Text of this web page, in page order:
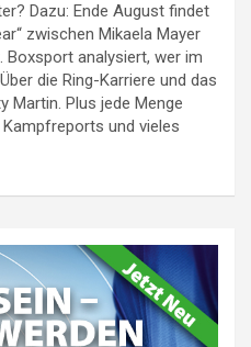
Dazu: Ende August findet
zwischen Mikaela Mayer
analysiert, wer im
die Ring-Karriere und das
Martin. Plus jede Menge
und vieles